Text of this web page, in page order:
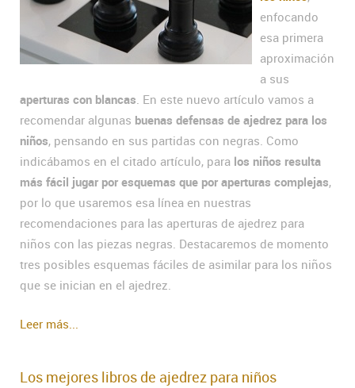
enfocando
esa primera
aproximación
a sus
aperturas con blancas. En este nuevo artículo vamos a
recomendar algunas buenas defensas de ajedrez para los
niños, pensando en sus partidas con negras. Como
indicábamos en el citado artículo, para los niños resulta
más fácil jugar por esquemas que por aperturas complejas,
por lo que usaremos esa línea en nuestras
recomendaciones para las aperturas de ajedrez para
niños con las piezas negras. Destacaremos de momento
tres posibles esquemas fáciles de asimilar para los niños
que se inician en el ajedrez.
Leer más...
Los mejores libros de ajedrez para niños